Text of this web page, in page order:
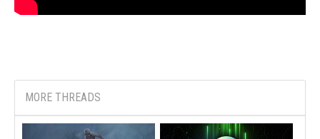
MORE THREADS